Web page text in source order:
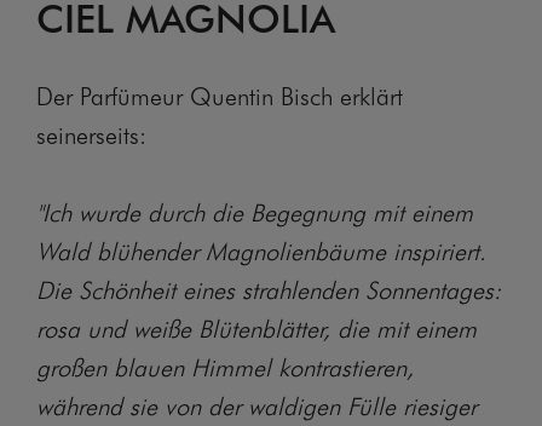
CIEL MAGNOLIA
Der Parfümeur Quentin Bisch erklärt
seinerseits:
"Ich wurde durch die Begegnung mit einem
Wald blühender Magnolienbäume inspiriert.
Die Schönheit eines strahlenden Sonnentages:
rosa und weiße Blütenblätter, die mit einem
großen blauen Himmel kontrastieren,
während sie von der waldigen Fülle riesiger